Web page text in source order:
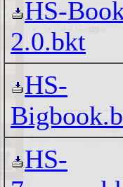
HS-
2.0.bkt
HS-
HS-